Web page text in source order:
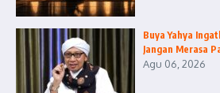
Buya Yahya
Jangan Merasa
Agu 06, 2026